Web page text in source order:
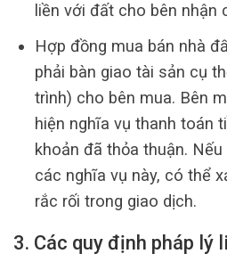
liền với đất cho bên nhận
Hợp đồng mua bán nhà
phải bàn giao tài sản cụ
trình) cho bên mua. Bên
hiện nghĩa vụ thanh toán
khoản đã thỏa thuận.
các nghĩa vụ này, có thể
rắc rối trong giao dịch.
3. Các quy định pháp lý